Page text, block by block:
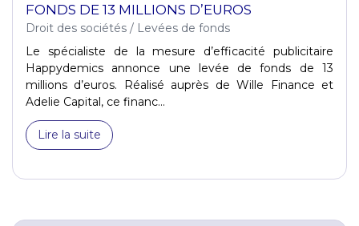
FONDS DE 13 MILLIONS D’EUROS
Droit des sociétés / Levées de fonds
Le spécialiste de la mesure d’efficacité publicitaire
Happydemics annonce une levée de fonds de 13
millions d’euros. Réalisé auprès de Wille Finance et
Adelie Capital, ce financ...
Lire la suite